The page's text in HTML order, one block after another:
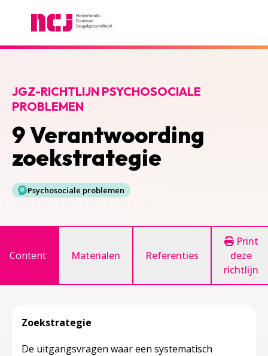
9 Verantwoording
zoekstrategie
JGZ-RICHTLIJN PSYCHOSOCIALE
PROBLEMEN
Psychosociale problemen
Content Materialen Referenties
Print
deze
richtlijn
Zoekstrategie
De uitgangsvragen waar een systematisch